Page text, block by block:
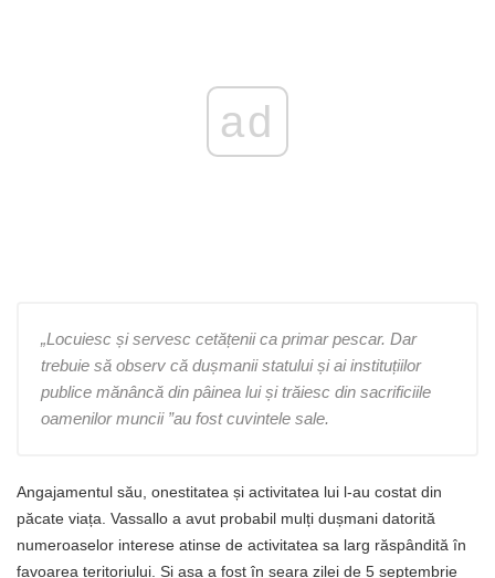
ad
„Locuiesc și servesc cetățenii ca primar pescar. Dar
trebuie să observ că dușmanii statului și ai instituțiilor
publice mănâncă din pâinea lui și trăiesc din sacrificiile
oamenilor muncii ”au fost cuvintele sale.
Angajamentul său, onestitatea și activitatea lui l-au costat din
păcate viața. Vassallo a avut probabil mulți dușmani datorită
numeroaselor interese atinse de activitatea sa larg răspândită în
favoarea teritoriului. Și așa a fost în seara zilei de 5 septembrie